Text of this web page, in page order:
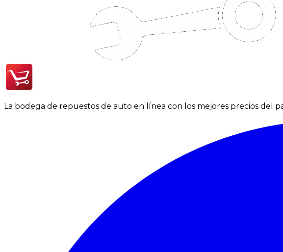
La bodega de repuestos de auto en línea con los mejores precios del